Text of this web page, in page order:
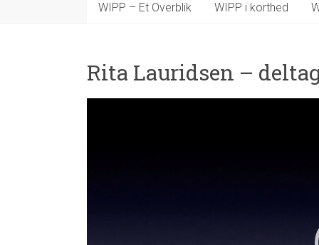
WIPP – Et Overblik WIPP i korthed
Rita Lauridsen –